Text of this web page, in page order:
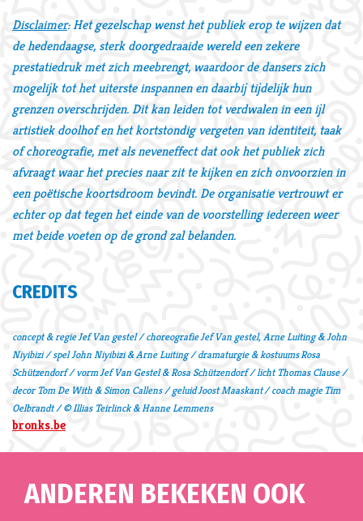
Disclaimer: Het gezelschap wenst het publiek erop te wijzen dat
de hedendaagse, sterk doorgedraaide wereld een zekere
prestatiedruk met zich meebrengt, waardoor de dansers zich
mogelijk tot het uiterste inspannen en daarbij tijdelijk hun
grenzen overschrijden. Dit kan leiden tot verdwalen in een ijl
artistiek doolhof en het kortstondig vergeten van identiteit, taak
of choreografie, met als neveneffect dat ook het publiek zich
afvraagt waar het precies naar zit te kijken en zich onvoorzien in
een poëtische koortsdroom bevindt. De organisatie vertrouwt er
echter op dat tegen het einde van de voorstelling iedereen weer
met beide voeten op de grond zal belanden.
CREDITS
concept & regie Jef Van gestel / choreografie Jef Van gestel, Arne Luiting & John
Niyibizi / spel John Niyibizi & Arne Luiting / dramaturgie & kostuums Rosa
Schützendorf / vorm Jef Van Gestel & Rosa Schützendorf / licht Thomas Clause /
decor Tom De With & Simon Callens / geluid Joost Maaskant / coach magie Tim
Oelbrandt / © Illias Teirlinck & Hanne Lemmens
bronks.be
ANDEREN BEKEKEN OOK